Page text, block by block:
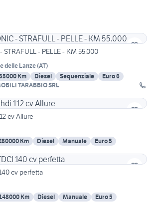
STRAFULL - PELLE - KM 55.000
delle Lanze(AT)
Km Diesel Sequenziale
Euro 6
TARABBIO SRL
cv Allure
Km Diesel Manuale
Euro 5
cv perfetta
Km Diesel Manuale Euro 5